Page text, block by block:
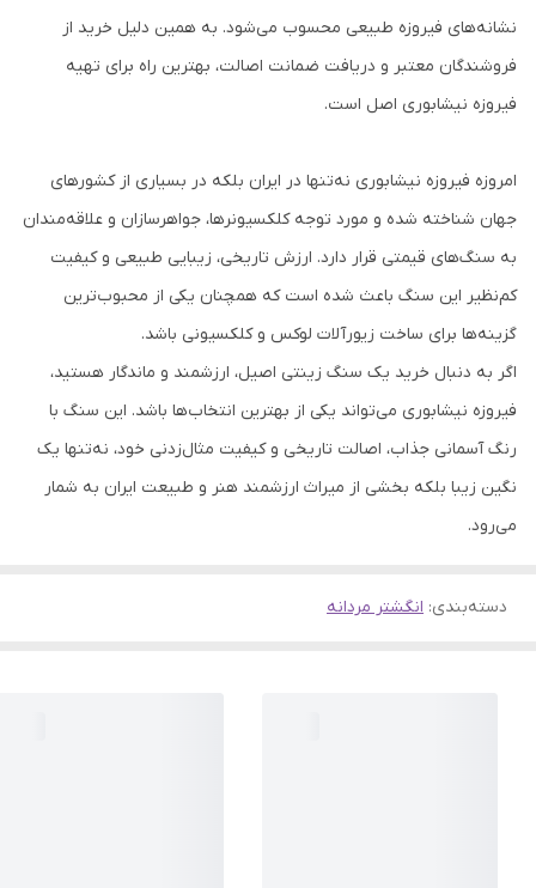
نشانه‌های فیروزه طبیعی محسوب می‌شود. به همین دلیل خرید از
فروشندگان معتبر و دریافت ضمانت اصالت، بهترین راه برای تهیه
فیروزه نیشابوری اصل است.
امروزه فیروزه نیشابوری نه‌تنها در ایران بلکه در بسیاری از کشورهای
جهان شناخته شده و مورد توجه کلکسیونرها، جواهرسازان و علاقه‌مندان
به سنگ‌های قیمتی قرار دارد. ارزش تاریخی، زیبایی طبیعی و کیفیت
کم‌نظیر این سنگ باعث شده است که همچنان یکی از محبوب‌ترین
گزینه‌ها برای ساخت زیورآلات لوکس و کلکسیونی باشد.
اگر به دنبال خرید یک سنگ زینتی اصیل، ارزشمند و ماندگار هستید،
فیروزه نیشابوری می‌تواند یکی از بهترین انتخاب‌ها باشد. این سنگ با
رنگ آسمانی جذاب، اصالت تاریخی و کیفیت مثال‌زدنی خود، نه‌تنها یک
نگین زیبا بلکه بخشی از میراث ارزشمند هنر و طبیعت ایران به شمار
می‌رود.
دسته‌بندی: انگشتر مردانه